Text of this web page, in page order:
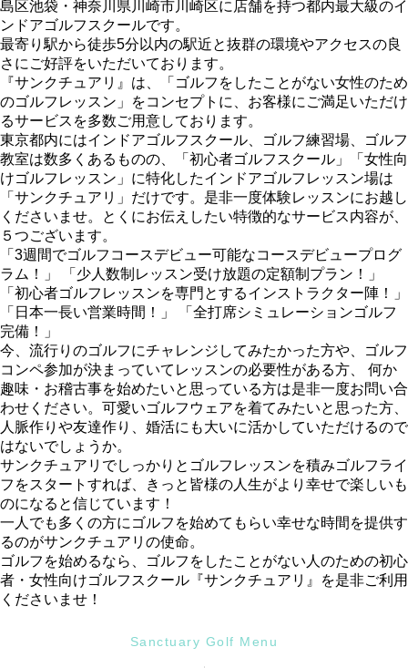
島区池袋・神奈川県川崎市川崎区に店舗を持つ都内最大級のイ
ンドアゴルフスクールです。
最寄り駅から徒歩5分以内の駅近と抜群の環境やアクセスの良
さにご好評をいただいております。
『サンクチュアリ』は、「ゴルフをしたことがない女性のため
のゴルフレッスン」をコンセプトに、お客様にご満足いただけ
るサービスを多数ご用意しております。
東京都内にはインドアゴルフスクール、ゴルフ練習場、ゴルフ
教室は数多くあるものの、「初心者ゴルフスクール」「女性向
けゴルフレッスン」に特化したインドアゴルフレッスン場は
「サンクチュアリ」だけです。是非一度体験レッスンにお越し
くださいませ。とくにお伝えしたい特徴的なサービス内容が、
５つございます。
「3週間でゴルフコースデビュー可能なコースデビュープログ
ラム！」 「少人数制レッスン受け放題の定額制プラン！」
「初心者ゴルフレッスンを専門とするインストラクター陣！」
「日本一長い営業時間！」 「全打席シミュレーションゴルフ
完備！」
今、流行りのゴルフにチャレンジしてみたかった方や、ゴルフ
コンペ参加が決まっていてレッスンの必要性がある方、 何か
趣味・お稽古事を始めたいと思っている方は是非一度お問い合
わせください。可愛いゴルフウェアを着てみたいと思った方、
人脈作りや友達作り、婚活にも大いに活かしていただけるので
はないでしょうか。
サンクチュアリでしっかりとゴルフレッスンを積みゴルフライ
フをスタートすれば、きっと皆様の人生がより幸せで楽しいも
のになると信じています！
一人でも多くの方にゴルフを始めてもらい幸せな時間を提供す
るのがサンクチュアリの使命。
ゴルフを始めるなら、ゴルフをしたことがない人のための初心
者・女性向けゴルフスクール『サンクチュアリ』を是非ご利用
くださいませ！
Sanctuary Golf Menu